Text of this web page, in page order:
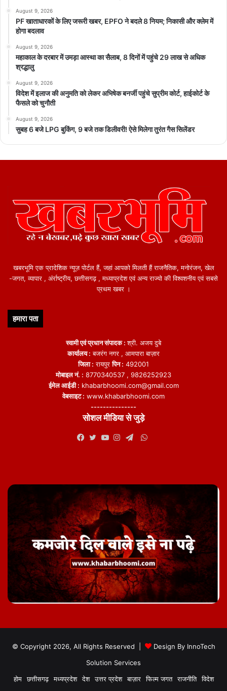
August 9, 2026
PF खाताधारकों के लिए जरूरी खबर, EPFO ने बदले 8 नियम; निकासी और क्लेम में
होगा बदलाव
August 9, 2026
महाकाल के दरबार में उमड़ा आस्था का सैलाब, 8 दिनों में पहुंचे 29 लाख से अधिक
श्रद्धालु
August 9, 2026
विदेश में इलाज की अनुमति को लेकर अभिषेक बनर्जी पहुंचे सुप्रीम कोर्ट, हाईकोर्ट के
फैसले को चुनौती
August 9, 2026
सुबह 6 बजे LPG बुकिंग, 9 बजे तक डिलीवरी! ऐसे मिलेगा तुरंत गैस सिलेंडर
खबरभूमि एक प्रादेशिक न्यूज़ पोर्टल हैं, जहां आपको मिलती हैं राजनैतिक, मनोरंजन, खेल
-जगत, व्यापार , अंर्राष्ट्रीय, छत्तीसगढ़ , मध्याप्रदेश एवं अन्य राज्यो की विश्वशनीय एवं सबसे
प्रथम खबर ।
हमारा पता
स्वामी एवं प्रधान संपादक :श्री. अजय दुबे
कार्यालय : बजरंग नगर , आमपारा बाज़ार
जिला : रायपुरपिन : 492001
मोबाइल नं. : 8770340537 , 9826252923
ईमेल आईडी : khabarbhoomi.com@gmail.com
वेबसाइट : www.khabarbhoomi.com
---------------
सोशल मीडिया से जुड़े
WhatsApp
© Copyright 2026, All Rights Reserved | Design By InnoTech
Solution Services
होम
छत्तीसगढ़ मध्यप्रदेश देश उत्तर प्रदेश बाज़ार फिल्म जगत राजनीति विदेश